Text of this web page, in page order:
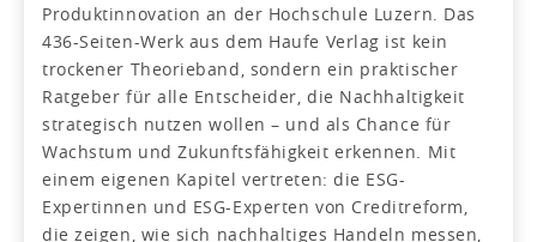
Produktinnovation an der Hochschule Luzern. Das
436-Seiten-Werk aus dem Haufe Verlag ist kein
trockener Theorieband, sondern ein praktischer
Ratgeber für alle Entscheider, die Nachhaltigkeit
strategisch nutzen wollen – und als Chance für
Wachstum und Zukunftsfähigkeit erkennen. Mit
einem eigenen Kapitel vertreten: die ESG-
Expertinnen und ESG-Experten von Creditreform,
die zeigen, wie sich nachhaltiges Handeln messen,